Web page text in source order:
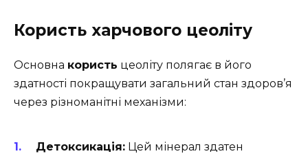
Користь харчового цеоліту
Основна користь цеоліту полягає в його
здатності покращувати загальний стан здоров’я
через різноманітні механізми:
Детоксикація: Цей мінерал здатен